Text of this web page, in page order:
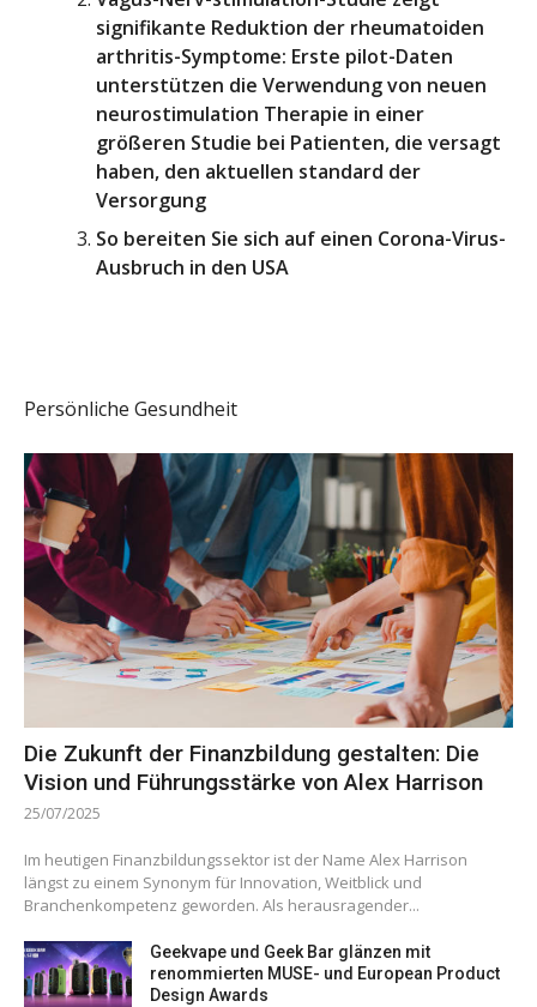
signifikante Reduktion der rheumatoiden
arthritis-Symptome: Erste pilot-Daten
unterstützen die Verwendung von neuen
neurostimulation Therapie in einer
größeren Studie bei Patienten, die versagt
haben, den aktuellen standard der
Versorgung
So bereiten Sie sich auf einen Corona-Virus-
Ausbruch in den USA
Persönliche Gesundheit
Die Zukunft der Finanzbildung gestalten: Die
Vision und Führungsstärke von Alex Harrison
25/07/2025
Im heutigen Finanzbildungssektor ist der Name Alex Harrison
längst zu einem Synonym für Innovation, Weitblick und
Branchenkompetenz geworden. Als herausragender...
Geekvape und Geek Bar glänzen mit
renommierten MUSE- und European Product
Design Awards